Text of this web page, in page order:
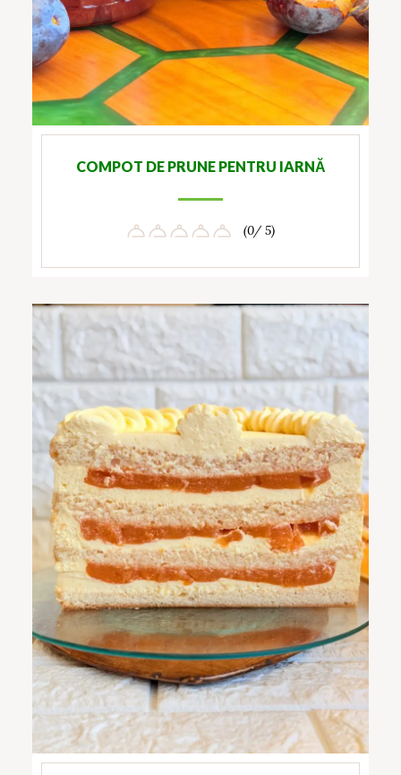
COMPOT DE PRUNE PENTRU IARNĂ
(0/ 5)